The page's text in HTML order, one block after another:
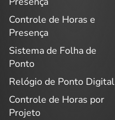
Controle de Horas e
Presença
Sistema de Folha de
Ponto
Relógio de Ponto Digital
Controle de Horas por
Projeto